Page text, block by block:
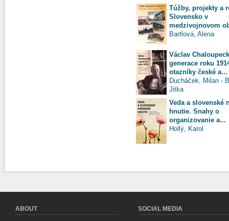
Túžby, projekty a
Slovensko v
medzivojnovom
Bartlová, Alena
Václav
generace roku
otazníky české a...
Ducháček, Milan -
Jitka
Veda a slovenské
hnutie. Snahy o
organizovanie a...
Hollý, Karol
ABOUT SOCIAL MEDIA